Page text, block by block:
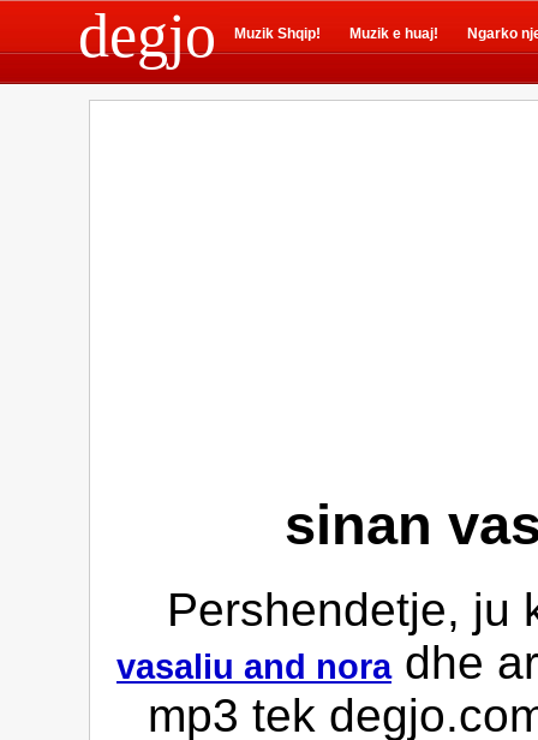
degjo Muzik Shqip! Muzik e huaj! Ngarko
sinan
Pershendetje, ju
vasaliu and noradhe
mp3 tek